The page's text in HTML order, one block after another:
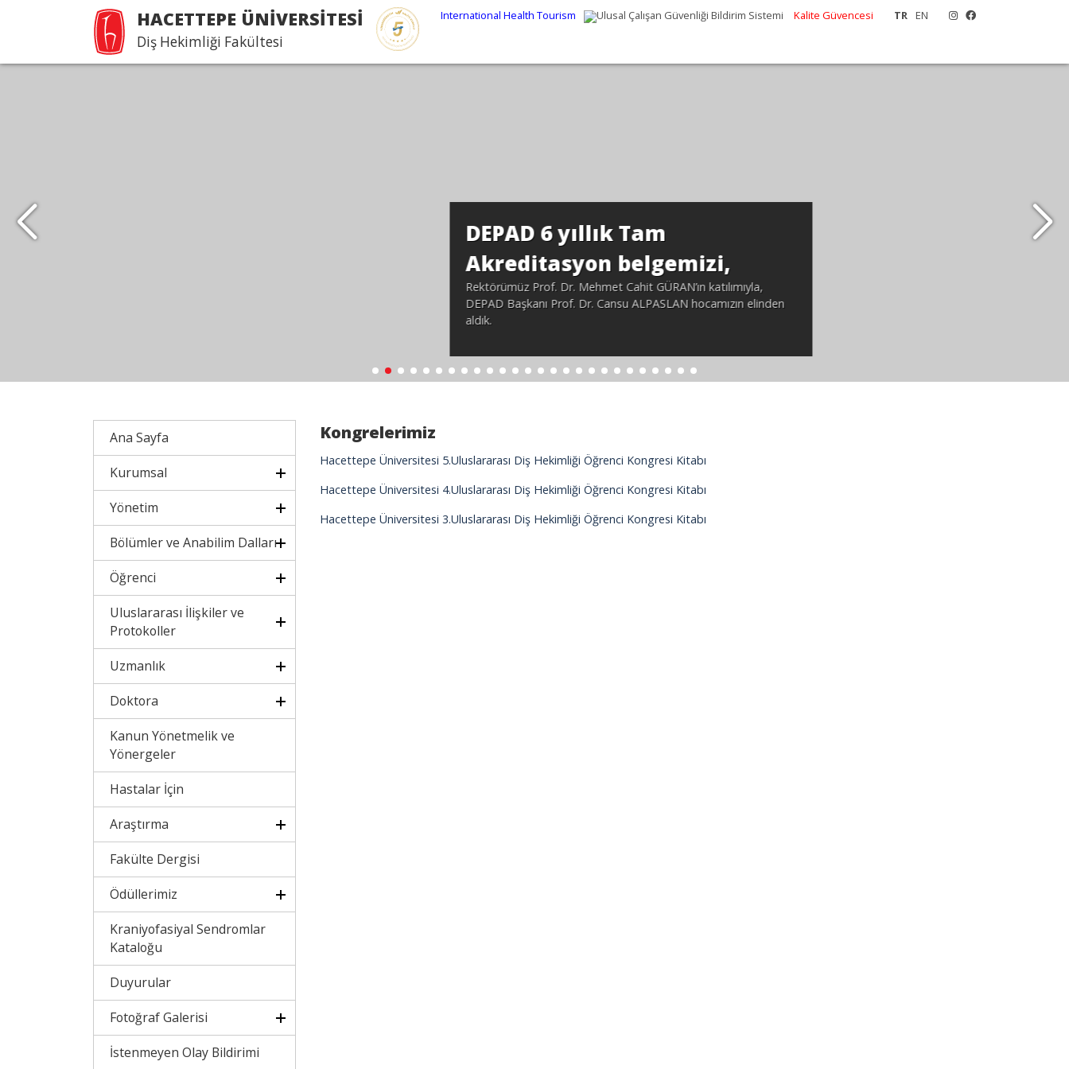
HACETTEPE ÜNİVERSİTESİ
Diş Hekimliği Fakültesi
TR EN
International Health Tourism Ulusal Çalışan Güvenliği Bildirim Sistemi Kalite Güvencesi
Ana Sayfa
Kurumsal
Yönetim
Bölümler ve Anabilim Dalları
Öğrenci
Uluslararası İlişkiler ve
Protokoller
Uzmanlık
Doktora
Kanun Yönetmelik ve
Yönergeler
Hastalar İçin
Araştırma
Fakülte Dergisi
Ödüllerimiz
Kraniyofasiyal Sendromlar
Kataloğu
Duyurular
Fotoğraf Galerisi
İstenmeyen Olay Bildirimi
Kongrelerimiz
Hacettepe Üniversitesi 5.Uluslararası Diş Hekimliği Öğrenci Kongresi Kitabı
Hacettepe Üniversitesi 4.Uluslararası Diş Hekimliği Öğrenci Kongresi Kitabı
Hacettepe Üniversitesi 3.Uluslararası Diş Hekimliği Öğrenci Kongresi Kitabı